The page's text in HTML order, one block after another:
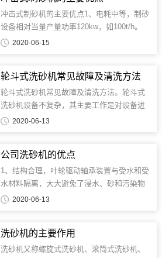
冲击式制砂机的主要优点1、电耗中等，制砂
设备相对当量产量功率120kw，如100t/h。
2、高产量、相对等功率100kW的制砂设备产
产品相比，砂形中等...
2020-06-15
轮斗式洗砂机常见故障及清洗方法
轮斗式洗砂机常见故障及清洗方法。轮斗式
洗砂机设备不复杂，其主要工作是对设备进
行保护和维护。1、运行中冲砂量减少或漏砂
砂网是否磨损，更换损坏的砂网，保证设备
正常运行。...
2020-06-13
公司洗砂机的优点
1、结构合理，叶轮驱动轴承装置与受水和受
水材料隔离，大大避免了浸水、砂和污染物
对轴承的损坏；2、无污染，清洁度高。3、
用卵石”标准；4、节约水资源；5、这台机
器...
2020-06-13
洗砂机的主要作用
洗砂机又称螺旋式洗砂机、滚筒式洗砂机、